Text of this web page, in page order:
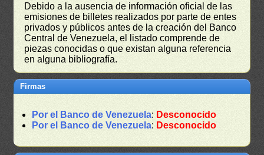
Debido a la ausencia de información oficial de las
emisiones de billetes realizados por parte de entes
privados y públicos antes de la creación del Banco
Central de Venezuela, el listado comprende de
piezas conocidas o que existan alguna referencia
en alguna bibliografía.
Firmas
Por el Banco de Venezuela: Desconocido
Por el Banco de Venezuela: Desconocido